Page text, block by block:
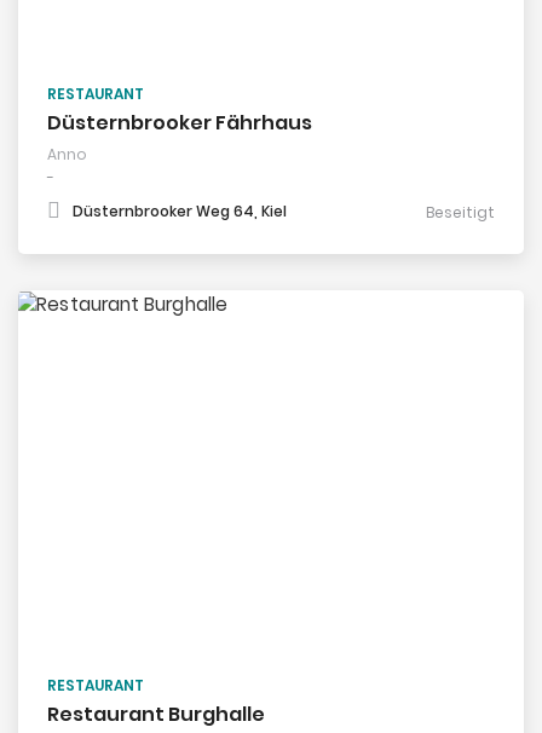
RESTAURANT
Düsternbrooker Fährhaus
Anno
-
Düsternbrooker Weg 64, Kiel
Beseitigt
RESTAURANT
Restaurant Burghalle